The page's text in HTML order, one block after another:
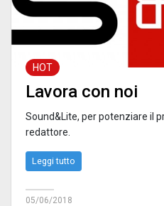
HOT
Lavora con noi
Sound&Lite, per potenziare il
redattore.
Leggi tutto
05/06/2018